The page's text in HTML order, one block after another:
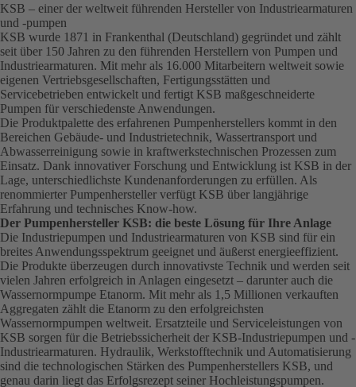
KSB – einer der weltweit führenden Hersteller von Industriearmaturen
und -pumpen
KSB wurde 1871 in Frankenthal (Deutschland) gegründet und zählt
seit über 150 Jahren zu den führenden Herstellern von Pumpen und
Industriearmaturen. Mit mehr als 16.000 Mitarbeitern weltweit sowie
eigenen Vertriebsgesellschaften, Fertigungsstätten und
Servicebetrieben entwickelt und fertigt KSB maßgeschneiderte
Pumpen für verschiedenste Anwendungen.
Die Produktpalette des erfahrenen Pumpenherstellers kommt in den
Bereichen Gebäude- und Industrietechnik, Wassertransport und
Abwasserreinigung sowie in kraftwerkstechnischen Prozessen zum
Einsatz. Dank innovativer Forschung und Entwicklung ist KSB in der
Lage, unterschiedlichste Kundenanforderungen zu erfüllen. Als
renommierter Pumpenhersteller verfügt KSB über langjährige
Erfahrung und technisches Know-how.
Der Pumpenhersteller KSB: die beste Lösung für Ihre Anlage
Die Industriepumpen und Industriearmaturen von KSB sind für ein
breites Anwendungsspektrum geeignet und äußerst energieeffizient.
Die Produkte überzeugen durch innovativste Technik und werden seit
vielen Jahren erfolgreich in Anlagen eingesetzt – darunter auch die
Wassernormpumpe Etanorm. Mit mehr als 1,5 Millionen verkauften
Aggregaten zählt die Etanorm zu den erfolgreichsten
Wassernormpumpen weltweit. Ersatzteile und Serviceleistungen von
KSB sorgen für die Betriebssicherheit der KSB-Industriepumpen und -
Industriearmaturen. Hydraulik, Werkstofftechnik und Automatisierung
sind die technologischen Stärken des Pumpenherstellers KSB, und
genau darin liegt das Erfolgsrezept seiner Hochleistungspumpen.